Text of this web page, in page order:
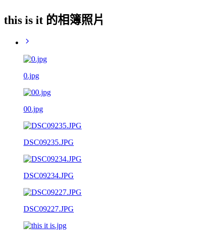
this is it 的相簿照片
0.jpg
00.jpg
DSC09235.JPG
DSC09234.JPG
DSC09227.JPG